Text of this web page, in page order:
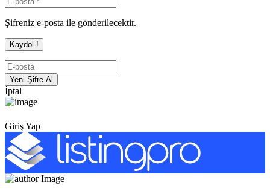
Şifreniz e-posta ile gönderilecektir.
İptal
Giriş Yap